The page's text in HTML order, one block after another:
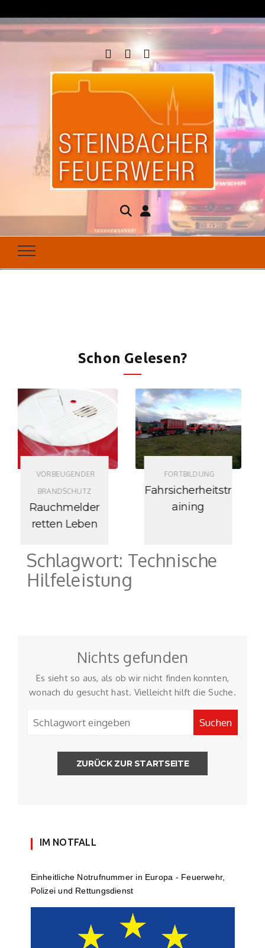
Steinbacher
Feuerwehr
Seit 1877 für Ihren Brandschutz da
Schon Gelesen?
FORTBILDUNG
Fahrsicherheitstr
aining
BRANDSCHUTZ
Lagerung von
Schlagwort: Technische
Hilfeleistung
Nichts gefunden
Es sieht so aus, als ob wir nicht finden konnten,
wonach du gesucht hast. Vielleicht hilft die Suche.
ZURÜCK ZUR STARTSEITE
IM NOTFALL
Einheit­li­che Notruf­num­mer in Europa - Feuerwehr,
Polizei und Rettungs­dienst